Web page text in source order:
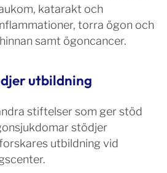
katarakt och
torra ögon och
samt ögoncancer.
utbildning
stiftelser som ger stöd
stödjer
utbildning vid